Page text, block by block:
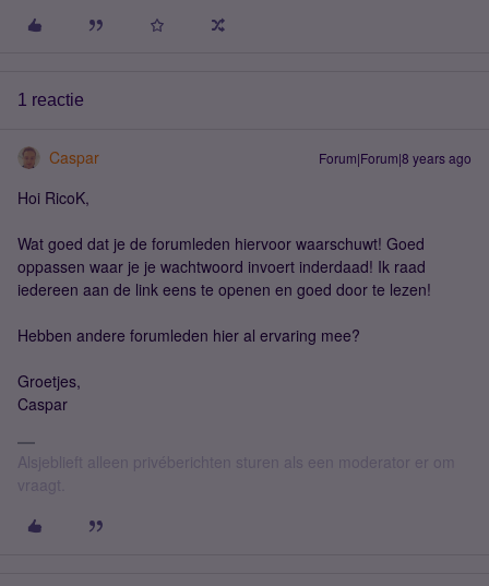
1 reactie
Caspar Forum|Forum|8 years ago
Hoi RicoK,
Wat goed dat je de forumleden hiervoor waarschuwt! Goed
oppassen waar je je wachtwoord invoert inderdaad! Ik raad
iedereen aan de link eens te openen en goed door te lezen!
Hebben andere forumleden hier al ervaring mee?
Groetjes,
Caspar
Alsjeblieft alleen privéberichten sturen als een moderator er om
vraagt.